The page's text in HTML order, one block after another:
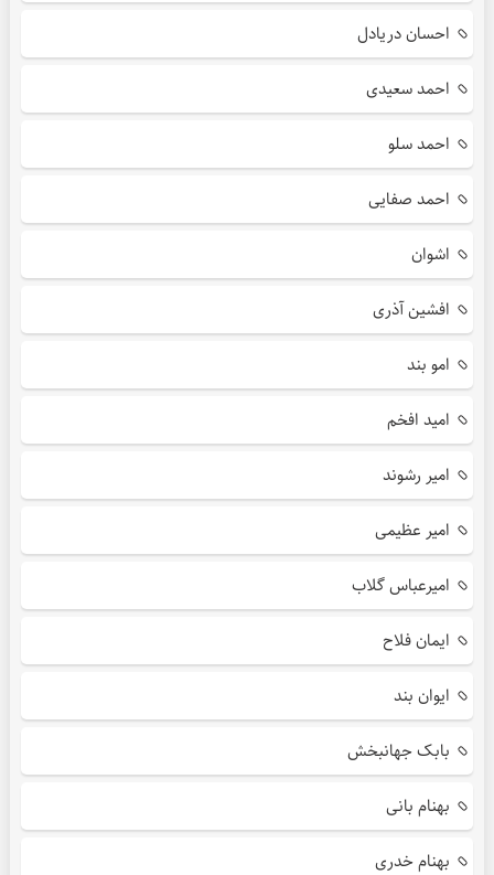
احسان دریادل
احمد سعیدی
احمد سلو
احمد صفایی
اشوان
افشین آذری
امو بند
امید افخم
امیر رشوند
امیر عظیمی
امیرعباس گلاب
ایمان فلاح
ایوان بند
بابک جهانبخش
بهنام بانی
بهنام خدری